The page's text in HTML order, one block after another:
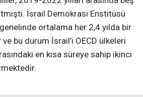
İsrail Demokrasi Enstitüsü
ortalama her 2,4 yılda bir
bu durum İsrail’i OECD ülkeleri
en kısa süreye sahip ikinci